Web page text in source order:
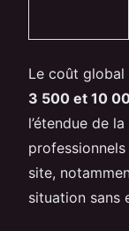
Le coût global
3 500 et 10
l’étendue de
site,
situation sans